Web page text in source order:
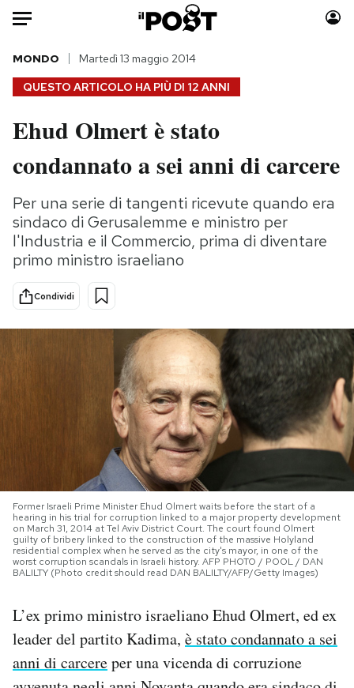
Auto
HOME
Italia
Politica
Tecnologia
Internet
Scienza
Cultura
Economia
Moda
Consumismi
Storie/Idee
Ok Boomer!
Media
PODCAST
I MIEI PREFERITI
SHOP
AREA PERSONALE
Area Personale
QUESTO ARTICOLO HA PIÙ DI 12 ANNI
MONDO Martedì 13 maggio 2014
Ehud Olmert è stato
condannato a sei anni di carcere
Per una serie di tangenti ricevute quando era
sindaco di Gerusalemme e ministro per
l'Industria e il Commercio, prima di diventare
primo ministro israeliano
Condividi
Former Israeli Prime Minister Ehud Olmert waits before the start of a
hearing in his trial for corruption linked to a major property development
on March 31, 2014 at Tel Aviv District Court. The court found Olmert
guilty of bribery linked to the construction of the massive Holyland
residential complex when he served as the city's mayor, in one of the
worst corruption scandals in Israeli history. AFP PHOTO / POOL / DAN
BALILTY (Photo credit should read DAN BALILTY/AFP/Getty Images)
L’ex primo ministro israeliano Ehud Olmert, ed ex
leader del partito Kadima, è stato condannato a sei
anni di carcereper una vicenda di corruzione